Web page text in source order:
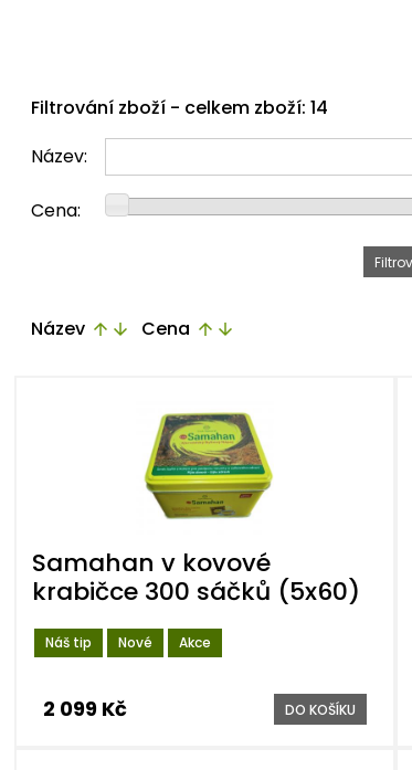
Filtrování zboží - celkem zboží: 14
Název:
Cena:
Název arrow_upward arrow_downward Cena arrow_upward arrow_downward
Náš tip Nové Akce
Samahan v kovové
krabičce 300 sáčků (5x60)
2 099 Kč DO KOŠÍKU